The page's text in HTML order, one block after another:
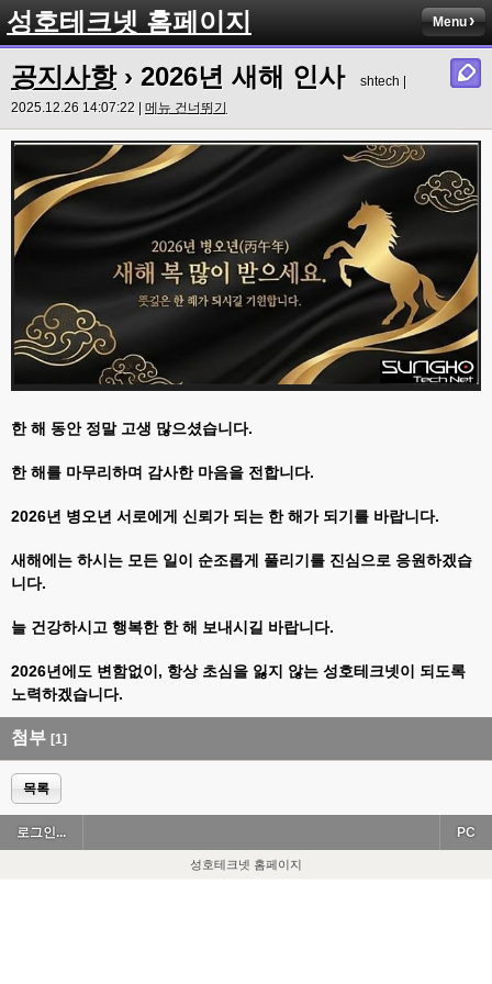
성호테크넷 홈페이지 Menu
공지사항› 2026년 새해 인사
shtech |
2025.12.26 14:07:22 | 메뉴 건너뛰기
한 해 동안 정말 고생 많으셨습니다.
한 해를 마무리하며 감사한 마음을 전합니다.
2026년 병오년 서로에게 신뢰가 되는 한 해가 되기를 바랍니다.
새해에는 하시는 모든 일이 순조롭게 풀리기를 진심으로 응원하겠습
니다.
늘 건강하시고 행복한 한 해 보내시길 바랍니다.
2026년에도 변함없이, 항상 초심을 잃지 않는 성호테크넷이 되도록
노력하겠습니다.
첨부 [1]
목록
로그인... PC
성호테크넷 홈페이지